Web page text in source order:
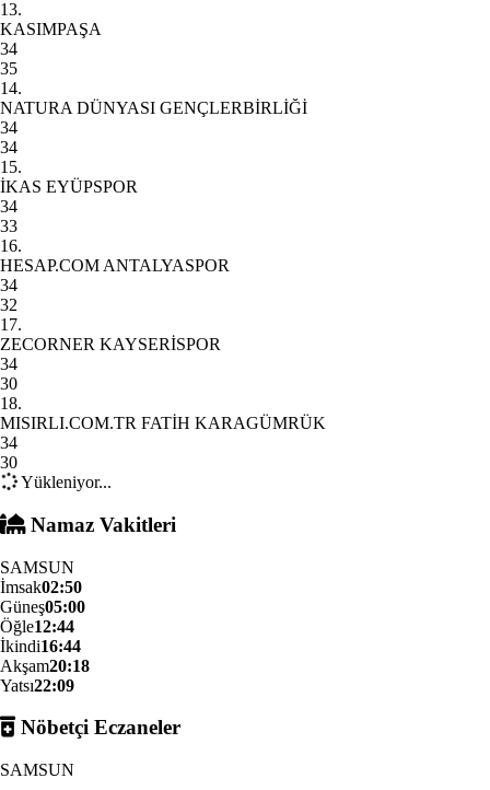
13.
KASIMPAŞA
34
35
14.
NATURA DÜNYASI GENÇLERBİRLİĞİ
34
34
15.
İKAS EYÜPSPOR
34
33
16.
HESAP.COM ANTALYASPOR
34
32
17.
ZECORNER KAYSERİSPOR
34
30
18.
MISIRLI.COM.TR FATİH KARAGÜMRÜK
34
30
Yükleniyor...
Namaz Vakitleri
SAMSUN
İmsak02:50
Güneş05:00
Öğle12:44
İkindi16:44
Akşam20:18
Yatsı22:09
Nöbetçi Eczaneler
SAMSUN